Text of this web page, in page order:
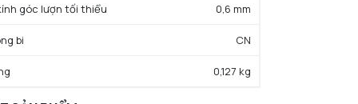
góc lượn tối thiểu 0,6 mm
bi CN
0,127 kg